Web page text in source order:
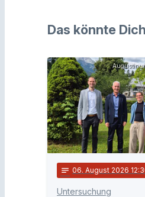
Das könnte
notes 06. August 2026
Untersuchung